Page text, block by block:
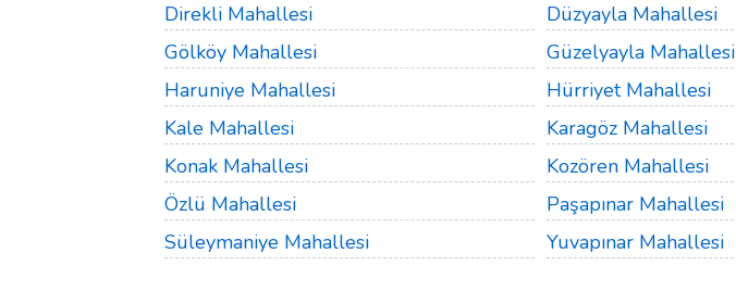
Direkli Mahallesi
Düzyayla Mahallesi
Gölköy Mahallesi
Güzelyayla Mahallesi
Haruniye Mahallesi
Hürriyet Mahallesi
Kale Mahallesi
Karagöz Mahallesi
Konak Mahallesi
Kozören Mahallesi
Özlü Mahallesi
Paşapınar Mahallesi
Süleymaniye Mahallesi
Yuvapınar Mahallesi